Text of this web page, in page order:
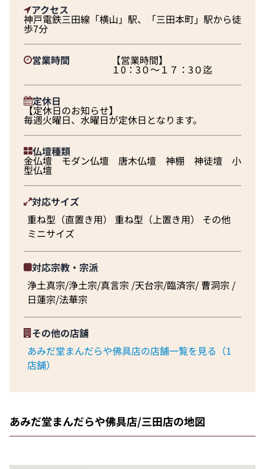
アクセス
神戸電鉄三田線「横山」駅、「三田本町」駅から徒
歩7分
営業時間 【営業時間】
１0：3０～１７：3０迄
定休日
【定休日のお知らせ】
毎週火曜日、水曜日が定休日となります。
仏壇種類
金仏壇 モダン仏壇 唐木仏壇 神棚 神徒壇 小
型仏壇
対応サイズ
重ね型（直置き用） 重ね型（上置き用） その他
ミニサイズ
対応宗教・宗派
浄土真宗/浄土宗/真言宗 /天台宗/臨済宗/ 曹洞宗 /
日蓮宗/法華宗
その他の店舗
あみだ堂まんだらや佛具店の店舗一覧を見る（1
店舗）
あみだ堂まんだらや佛具店/三田店の地図